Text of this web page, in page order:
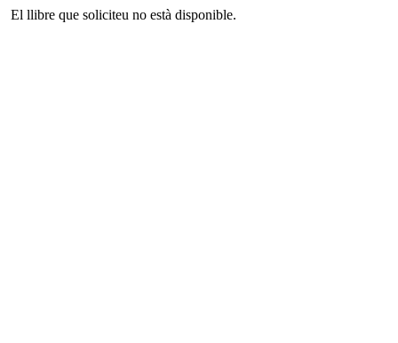
El llibre que soliciteu no està disponible.